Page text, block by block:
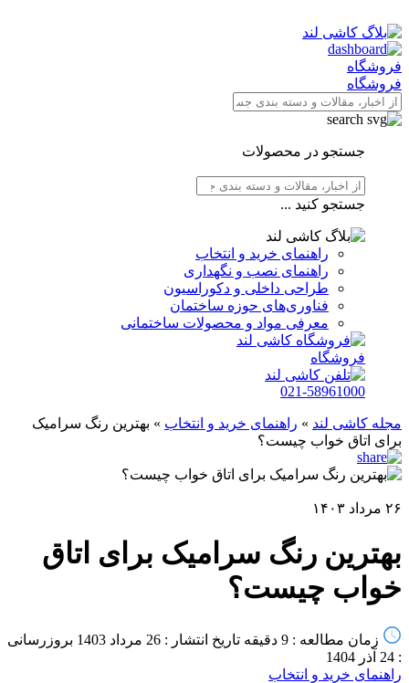
فروشگاه
فروشگاه
جستجو در محصولات
جستجو کنید ...
راهنمای خرید و انتخاب
راهنمای نصب و نگهداری
طراحی داخلی و دکوراسیون
فناوری‌های حوزه ساختمان
معرفی مواد و محصولات ساختمانی
فروشگاه
021-58961000
مجله کاشی لند » راهنمای خرید و انتخاب » بهترین رنگ سرامیک
برای اتاق خواب چیست؟
۲۶ مرداد ۱۴۰۳
بهترین رنگ سرامیک برای اتاق
خواب چیست؟
زمان مطالعه : 9 دقیقه تاریخ انتشار : 26 مرداد 1403
بروزرسانی
: 24 آذر 1404
راهنمای خرید و انتخاب